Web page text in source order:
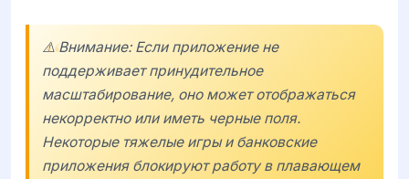
⚠️ Внимание: Если приложение не
поддерживает принудительное
масштабирование, оно может отображаться
некорректно или иметь черные поля.
Некоторые тяжелые игры и банковские
приложения блокируют работу в плавающем